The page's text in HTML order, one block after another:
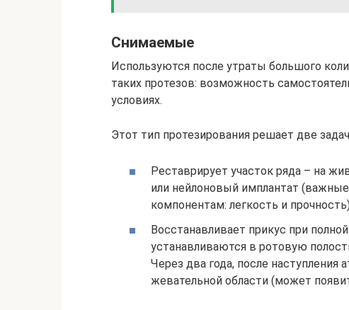
Снимаемые
Используются после утраты большого
таких протезов: возможность
условиях.
Этот тип протезирования решает две
Реставрирует участок ряда – на
или нейлоновый имплантат
компонентам: легкость и
Восстанавливает прикус при
устанавливаются в ротовую
Через два года, после
жевательной области (может